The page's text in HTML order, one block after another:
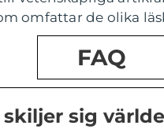
omfattar de olika
FAQ
skiljer sig